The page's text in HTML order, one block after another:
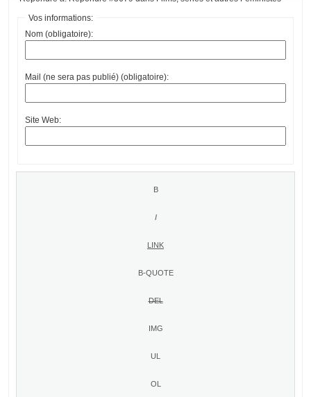
Vos informations:
Nom (obligatoire):
Mail (ne sera pas publié) (obligatoire):
Site Web: